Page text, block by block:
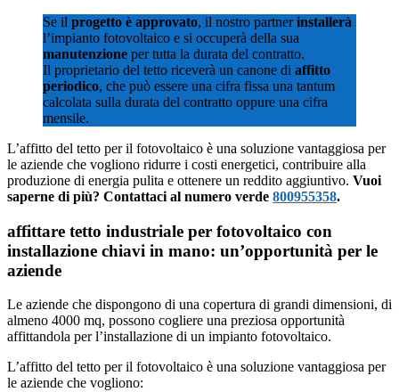
Se il progetto è approvato, il nostro partnerinstallerà
l’impianto fotovoltaico e si occuperà della sua
manutenzione per tutta la durata del contratto.
Il proprietario del tetto riceverà un canone di affitto
periodico, che può essere una cifra fissa una tantum
calcolata sulla durata del contratto oppure una cifra
mensile.
L’affitto del tetto per il fotovoltaico è una soluzione vantaggiosa per
le aziende che vogliono ridurre i costi energetici, contribuire alla
produzione di energia pulita e ottenere un reddito aggiuntivo. Vuoi
saperne di più? Contattaci al numero verde 800955358.
affittare tetto industriale per fotovoltaico con
installazione chiavi in mano: un’opportunità per le
aziende
Le aziende che dispongono di una copertura di grandi dimensioni, di
almeno 4000 mq, possono cogliere una preziosa opportunità
affittandola per l’installazione di un impianto fotovoltaico.
L’affitto del tetto per il fotovoltaico è una soluzione vantaggiosa per
le aziende che vogliono: